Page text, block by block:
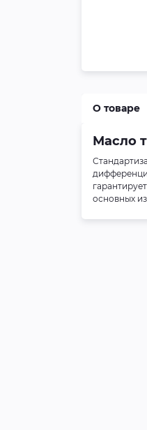
О товаре
Масло
основных